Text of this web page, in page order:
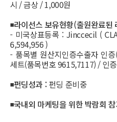
시 / 금상 / 1,000원
◾라이선스 보유현황(출원완료된
- 미국상표등록 : Jinccecil (
6,594,956 )
- 품목별 원산지인증수출자 인
세트(품목번호 9615,7117) / 인
◾펀딩성과 : 펀딩 준비중
◾국내외 마케팅을 위한 박람회